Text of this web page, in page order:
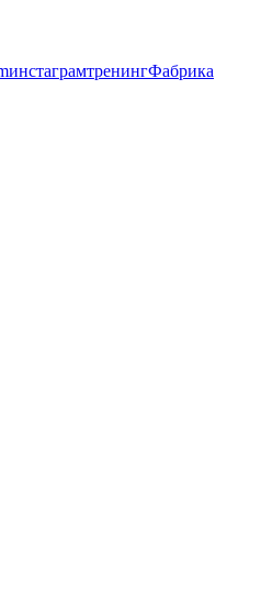
инстаграмтренингФабрика